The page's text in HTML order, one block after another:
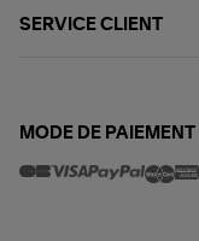
SERVICE CLIENT
MODE DE PAIEMENT